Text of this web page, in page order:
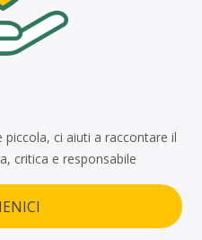
ci aiuti a raccontare il
critica e responsabile